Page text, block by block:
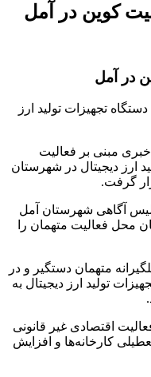
کوین در آمل
در آمل
جانشین انتظامی مازندران از کشف ۲۰ دستگاه تجهیزات تولید ارز
مبنی بر فعالیت
ارز دیجیتال در شهرستان
گرفت.
آگاهی شهرستان آمل
محل فعالیت متهمان را
متهمان دستگیر و در
آنان ۲۰ دستگاه تجهیزات تولید ارز دیجیتال به
اقتصادی غیر قانونی
کارخانه‌ها و افزایش